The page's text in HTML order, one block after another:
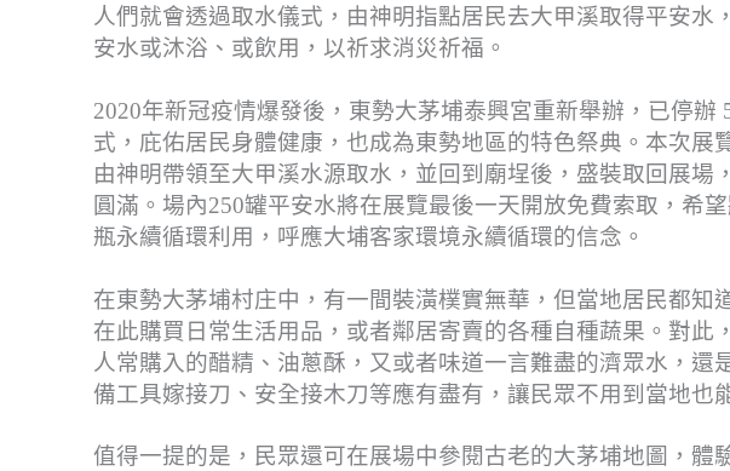
人們就會透過取水儀式，由神明指點居民去大甲溪取得平安水
安水或沐浴、或飲用，以祈求消災祈福。
2020年新冠疫情爆發後，東勢大茅埔泰興宮重新舉辦，已停
式，庇佑居民身體健康，也成為東勢地區的特色祭典。本次展
由神明帶領至大甲溪水源取水，並回到廟埕後，盛裝取回展場
圓滿。場內250罐平安水將在展覽最後一天開放免費索取，希
瓶永續循環利用，呼應大埔客家環境永續循環的信念。
在東勢大茅埔村庄中，有一間裝潢樸實無華，但當地居民都知
在此購買日常生活用品，或者鄰居寄賣的各種自種蔬果。對此
人常購入的醋精、油蔥酥，又或者味道一言難盡的濟眾水，還
備工具嫁接刀、安全接木刀等應有盡有，讓民眾不用到當地也
值得一提的是，民眾還可在展場中參閱古老的大茅埔地圖，體